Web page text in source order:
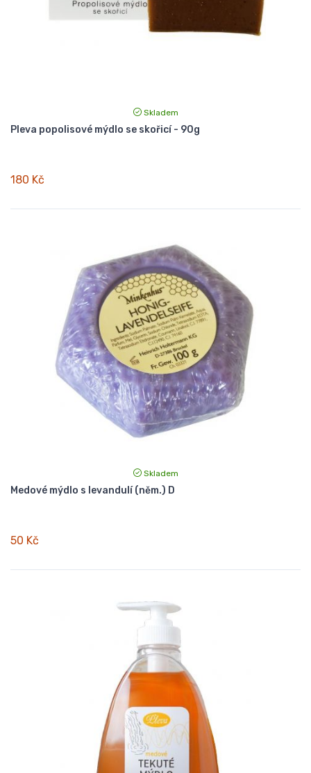
Skladem
Pleva popolisové mýdlo se skořicí - 90g
180 Kč
Skladem
Medové mýdlo s levandulí (něm.) D
50 Kč